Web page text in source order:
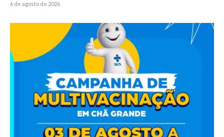
6 de agosto de 2026